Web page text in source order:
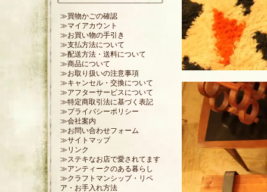
≫買物かごの確認
≫マイアカウント
≫お買い物の手引き
≫支払方法について
≫配送方法・送料について
≫商品について
≫お取り扱いの注意事項
≫キャンセル・交換について
≫アフターサービスについて
≫特定商取引法に基づく表記
≫プライバシーポリシー
≫会社案内
≫お問い合わせフォーム
≫サイトマップ
≫リンク
≫ステキなお店で愛されてます
≫アンティークのある暮らし
≫クラフトマンシップ・リペ
ア・お手入れ方法